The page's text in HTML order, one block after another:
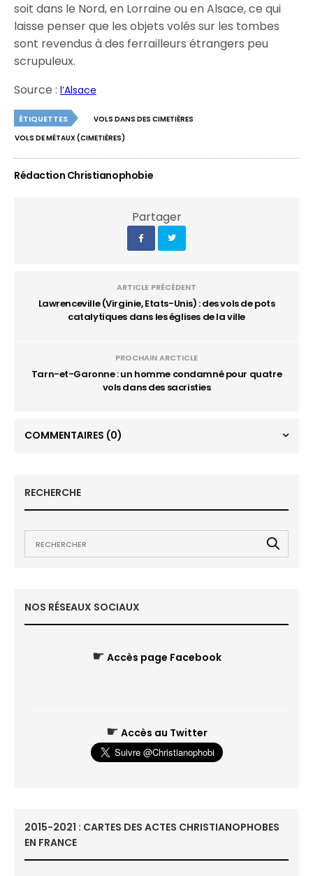
soit dans le Nord, en Lorraine ou en Alsace, ce qui
laisse penser que les objets volés sur les tombes
sont revendus à des ferrailleurs étrangers peu
scrupuleux.
Source :l’Alsace
ÉTIQUETTES
VOLS DANS DES CIMETIÈRES
VOLS DE MÉTAUX (CIMETIÈRES)
Rédaction Christianophobie
Partager
ARTICLE PRÉCÉDENT
Lawrenceville (Virginie, Etats-Unis) : des vols de pots
catalytiques dans les églises de la ville
PROCHAIN ARCTICLE
Tarn-et-Garonne : un homme condamné pour quatre
vols dans des sacristies
COMMENTAIRES (0)
RECHERCHE
NOS RÉSEAUX SOCIAUX
☛ Accès page Facebook
☛ Accès au Twitter
2015-2021 : CARTES DES ACTES CHRISTIANOPHOBES
EN FRANCE